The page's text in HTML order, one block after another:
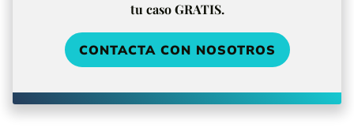
tu caso GRATIS.
CONTACTA CON NOSOTROS